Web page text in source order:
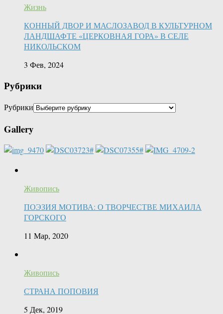
Жизнь
КОННЫЙ ДВОР И МАСЛОЗАВОД В КУЛЬТУРНОМ
ЛАНДШАФТЕ «ЦЕРКОВНАЯ ГОРА» В СЕЛЕ
НИКОЛЬСКОМ
3 Фев, 2024
Рубрики
Рубрики
Gallery
Живопись
ПОЭЗИЯ МОТИВА: О ТВОРЧЕСТВЕ МИХАИЛА
ГОРСКОГО
11 Мар, 2020
Живопись
СТРАНА ПОПОВИЯ
5 Дек, 2019